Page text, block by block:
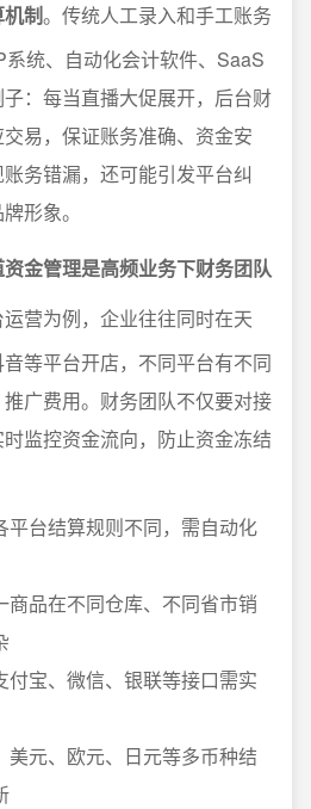
制。传统人工录入和手工账务
统、自动化会计软件、SaaS
：每当直播大促展开，后台财
易，保证账务准确、资金安
务错漏，还可能引发平台纠
形象。
金管理是高频业务下财务团队
营为例，企业往往同时在天
等平台开店，不同平台有不同
广费用。财务团队不仅要对接
监控资金流向，防止资金冻结
平台结算规则不同，需自动化
商品在不同仓库、不同省市销
付宝、微信、银联等接口需实
美元、欧元、日元等多币种结